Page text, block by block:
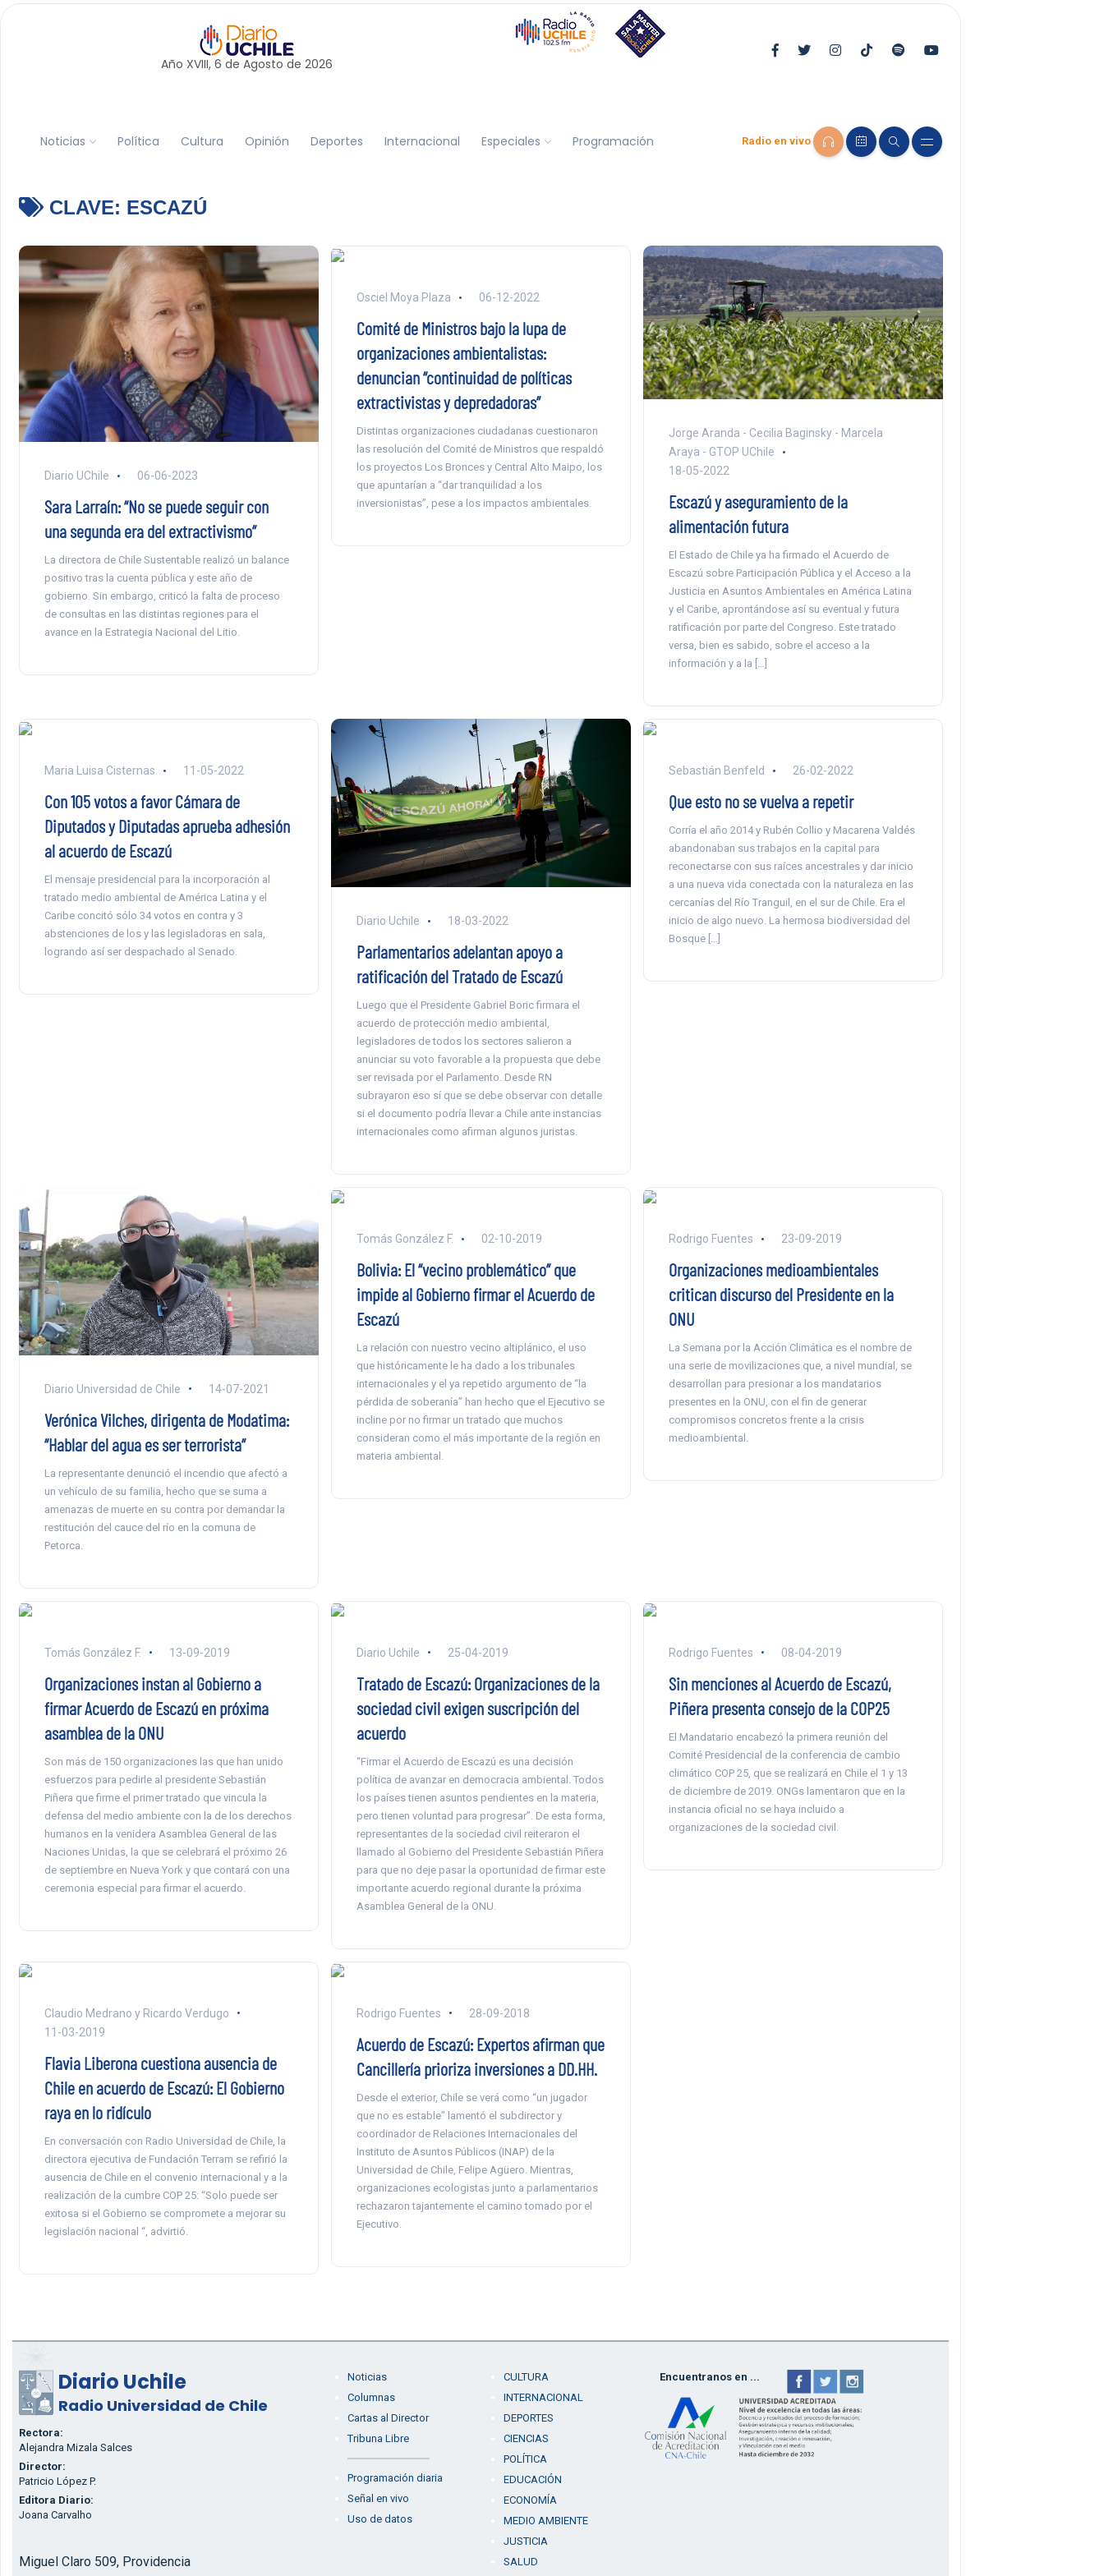
Año XVIII, 6 de Agosto de 2026
Noticias Política Cultura Opinión Deportes Internacional Especiales Programación Radio en vivo
CLAVE: ESCAZÚ
Diario UChile 06-06-2023
Sara Larraín: “No se puede seguir con
una segunda era del extractivismo”
La directora de Chile Sustentable realizó un balance
positivo tras la cuenta pública y este año de
gobierno. Sin embargo, criticó la falta de proceso
de consultas en las distintas regiones para el
avance en la Estrategia Nacional del Litio.
Osciel Moya Plaza 06-12-2022
Comité de Ministros bajo la lupa de
organizaciones ambientalistas:
denuncian “continuidad de políticas
extractivistas y depredadoras”
Distintas organizaciones ciudadanas cuestionaron
las resolución del Comité de Ministros que respaldó
los proyectos Los Bronces y Central Alto Maipo, los
que apuntarían a “dar tranquilidad a los
inversionistas”, pese a los impactos ambientales.
Jorge Aranda - Cecilia Baginsky - Marcela
Araya - GTOP UChile
18-05-2022
Escazú y aseguramiento de la
alimentación futura
El Estado de Chile ya ha firmado el Acuerdo de
Escazú sobre Participación Pública y el Acceso a la
Justicia en Asuntos Ambientales en América Latina
y el Caribe, aprontándose así su eventual y futura
ratificación por parte del Congreso. Este tratado
versa, bien es sabido, sobre el acceso a la
información y a la […]
Maria Luisa Cisternas 11-05-2022
Con 105 votos a favor Cámara de
Diputados y Diputadas aprueba adhesión
al acuerdo de Escazú
El mensaje presidencial para la incorporación al
tratado medio ambiental de América Latina y el
Caribe concitó sólo 34 votos en contra y 3
abstenciones de los y las legisladoras en sala,
logrando así ser despachado al Senado.
Diario Uchile 18-03-2022
Parlamentarios adelantan apoyo a
ratificación del Tratado de Escazú
Luego que el Presidente Gabriel Boric firmara el
acuerdo de protección medio ambiental,
legisladores de todos los sectores salieron a
anunciar su voto favorable a la propuesta que debe
ser revisada por el Parlamento. Desde RN
subrayaron eso sí que se debe observar con detalle
si el documento podría llevar a Chile ante instancias
internacionales como afirman algunos juristas.
Sebastián Benfeld 26-02-2022
Que esto no se vuelva a repetir
Corría el año 2014 y Rubén Collio y Macarena Valdés
abandonaban sus trabajos en la capital para
reconectarse con sus raíces ancestrales y dar inicio
a una nueva vida conectada con la naturaleza en las
cercanías del Río Tranguil, en el sur de Chile. Era el
inicio de algo nuevo. La hermosa biodiversidad del
Bosque […]
Diario Universidad de Chile 14-07-2021
Verónica Vilches, dirigenta de Modatima:
“Hablar del agua es ser terrorista”
La representante denunció el incendio que afectó a
un vehículo de su familia, hecho que se suma a
amenazas de muerte en su contra por demandar la
restitución del cauce del río en la comuna de
Petorca.
Tomás González F. 02-10-2019
Bolivia: El “vecino problemático” que
impide al Gobierno firmar el Acuerdo de
Escazú
La relación con nuestro vecino altiplánico, el uso
que históricamente le ha dado a los tribunales
internacionales y el ya repetido argumento de “la
pérdida de soberanía” han hecho que el Ejecutivo se
incline por no firmar un tratado que muchos
consideran como el más importante de la región en
materia ambiental.
Rodrigo Fuentes 23-09-2019
Organizaciones medioambientales
critican discurso del Presidente en la
ONU
La Semana por la Acción Climática es el nombre de
una serie de movilizaciones que, a nivel mundial, se
desarrollan para presionar a los mandatarios
presentes en la ONU, con el fin de generar
compromisos concretos frente a la crisis
medioambiental.
Tomás González F. 13-09-2019
Organizaciones instan al Gobierno a
firmar Acuerdo de Escazú en próxima
asamblea de la ONU
Son más de 150 organizaciones las que han unido
esfuerzos para pedirle al presidente Sebastián
Piñera que firme el primer tratado que vincula la
defensa del medio ambiente con la de los derechos
humanos en la venidera Asamblea General de las
Naciones Unidas, la que se celebrará el próximo 26
de septiembre en Nueva York y que contará con una
ceremonia especial para firmar el acuerdo.
Diario Uchile 25-04-2019
Tratado de Escazú: Organizaciones de la
sociedad civil exigen suscripción del
acuerdo
“Firmar el Acuerdo de Escazú es una decisión
política de avanzar en democracia ambiental. Todos
los países tienen asuntos pendientes en la materia,
pero tienen voluntad para progresar”. De esta forma,
representantes de la sociedad civil reiteraron el
llamado al Gobierno del Presidente Sebastián Piñera
para que no deje pasar la oportunidad de firmar este
importante acuerdo regional durante la próxima
Asamblea General de la ONU.
Rodrigo Fuentes 08-04-2019
Sin menciones al Acuerdo de Escazú,
Piñera presenta consejo de la COP25
El Mandatario encabezó la primera reunión del
Comité Presidencial de la conferencia de cambio
climático COP 25, que se realizará en Chile el 1 y 13
de diciembre de 2019. ONGs lamentaron que en la
instancia oficial no se haya incluido a
organizaciones de la sociedad civil.
Claudio Medrano y Ricardo Verdugo
11-03-2019
Flavia Liberona cuestiona ausencia de
Chile en acuerdo de Escazú: El Gobierno
raya en lo ridículo
En conversación con Radio Universidad de Chile, la
directora ejecutiva de Fundación Terram se refirió la
ausencia de Chile en el convenio internacional y a la
realización de la cumbre COP 25: “Solo puede ser
exitosa si el Gobierno se compromete a mejorar su
legislación nacional “, advirtió.
Rodrigo Fuentes 28-09-2018
Acuerdo de Escazú: Expertos afirman que
Cancillería prioriza inversiones a DD.HH.
Desde el exterior, Chile se verá como “un jugador
que no es estable” lamentó el subdirector y
coordinador de Relaciones Internacionales del
Instituto de Asuntos Públicos (INAP) de la
Universidad de Chile, Felipe Agüero. Mientras,
organizaciones ecologistas junto a parlamentarios
rechazaron tajantemente el camino tomado por el
Ejecutivo.
Diario Uchile
Radio Universidad de Chile
Rectora:
Alejandra Mizala Salces
Director:
Patricio López P.
Editora Diario:
Joana Carvalho
Miguel Claro 509, Providencia
Noticias
Columnas
Cartas al Director
Tribuna Libre
Programación diaria
Señal en vivo
Uso de datos
CULTURA
INTERNACIONAL
DEPORTES
CIENCIAS
POLÍTICA
EDUCACIÓN
ECONOMÍA
MEDIO AMBIENTE
JUSTICIA
SALUD
Encuentranos en ...